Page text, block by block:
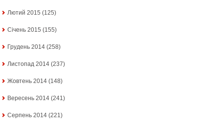
Лютий 2015 (125)
Січень 2015 (155)
Грудень 2014 (258)
Листопад 2014 (237)
Жовтень 2014 (148)
Вересень 2014 (241)
Серпень 2014 (221)